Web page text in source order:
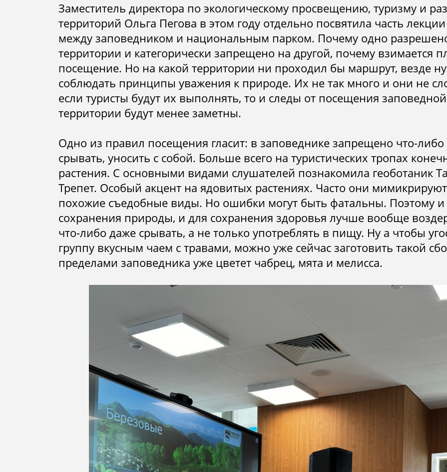
Заместитель директора по экологическому просвещению, туризму и
территорий Ольга Пегова в этом году отдельно посвятила часть
между заповедником и национальным парком. Почему одно
территории и категорически запрещено на другой, почему взимается
посещение. Но на какой территории ни проходил бы маршрут, везде
соблюдать принципы уважения к природе. Их не так много и они не
если туристы будут их выполнять, то и следы от посещения заповедной
территории будут менее заметны.
Одно из правил посещения гласит: в заповеднике запрещено что-либо
срывать, уносить с собой. Больше всего на туристических тропах
растения. С основными видами слушателей познакомила геоботаник
Трепет. Особый акцент на ядовитых растениях. Часто они
похожие съедобные виды. Но ошибки могут быть фатальны. Поэтому и
сохранения природы, и для сохранения здоровья лучше вообще
что-либо даже срывать, а не только употреблять в пищу. Ну а чтобы
группу вкусным чаем с травами, можно уже сейчас заготовить такой
пределами заповедника уже цветет чабрец, мята и мелисса.